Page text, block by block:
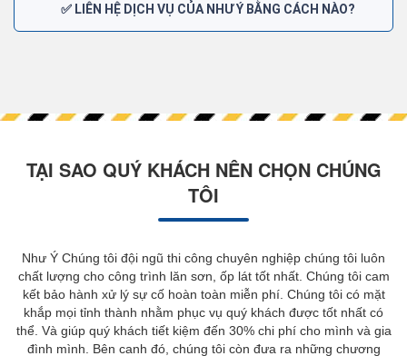
✅ LIÊN HỆ DỊCH VỤ CỦA NHƯ Ý BẰNG CÁCH NÀO?
TẠI SAO QUÝ KHÁCH NÊN CHỌN CHÚNG
TÔI
Như Ý Chúng tôi đội ngũ thi công chuyên nghiệp chúng tôi luôn
chất lượng cho công trình lăn sơn, ốp lát tốt nhất. Chúng tôi cam
kết bảo hành xử lý sự cố hoàn toàn miễn phí. Chúng tôi có mặt
khắp mọi tỉnh thành nhằm phục vụ quý khách được tốt nhất có
thể. Và giúp quý khách tiết kiệm đến 30% chi phí cho mình và gia
đình mình. Bên canh đó, chúng tôi còn đưa ra những chương